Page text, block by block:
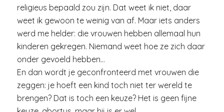
religieus bepaald zou zijn. Dat weet ik niet, daar
weet ik gewoon te weinig van af. Maar iets anders
werd me helder: die vrouwen hebben allemaal hun
kinderen gekregen. Niemand weet hoe ze zich daar
onder gevoeld hebben…
En dan wordt je geconfronteerd met vrouwen die
zeggen: je hoeft een kind toch niet ter wereld te
brengen? Dat is toch een keuze? Het is geen fijne